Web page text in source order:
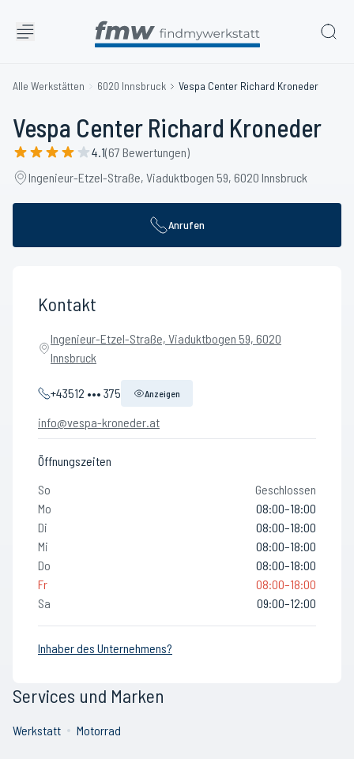
Alle Werkstätten 6020 Innsbruck Vespa Center Richard Kroneder
Vespa Center Richard Kroneder
4.1(67 Bewertungen)
Ingenieur-Etzel-Straße, Viaduktbogen 59, 6020 Innsbruck
Anrufen
Kontakt
Ingenieur-Etzel-Straße, Viaduktbogen 59, 6020
Innsbruck
+43512 ••• 375 Anzeigen
info@vespa-kroneder.at
Öffnungszeiten
So
Geschlossen
Mo
08:00–18:00
Di
08:00–18:00
Mi
08:00–18:00
Do
08:00–18:00
Fr
08:00–18:00
Sa
09:00–12:00
Inhaber des Unternehmens?
Services und Marken
Werkstatt Motorrad